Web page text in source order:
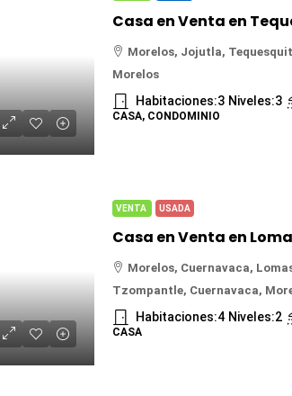
Morelos, Jojutla,
Morelos
Habitaciones:3 Niveles:3
CASA, CONDOMINIO
VENTA USADA
Morelos, Cuernavaca,
Tzompantle, Cuernavaca,
Habitaciones:4 Niveles:2
CASA